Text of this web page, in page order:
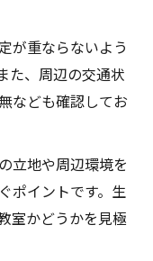
が重ならないよう
た、周辺の交通状
なども確認してお
立地や周辺環境を
ポイントです。生
室かどうかを見極